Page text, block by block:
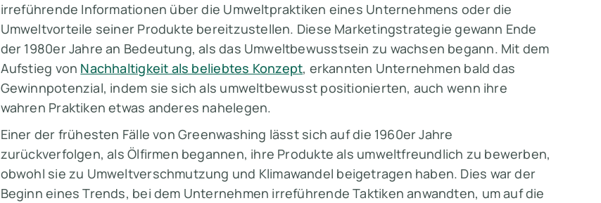
irreführende Informationen über die Umweltpraktiken eines Unternehmens oder die
Umweltvorteile seiner Produkte bereitzustellen. Diese Marketingstrategie gewann Ende
der 1980er Jahre an Bedeutung, als das Umweltbewusstsein zu wachsen begann. Mit dem
Aufstieg von Nachhaltigkeit als beliebtes Konzept, erkannten Unternehmen bald das
Gewinnpotenzial, indem sie sich als umweltbewusst positionierten, auch wenn ihre
wahren Praktiken etwas anderes nahelegen.
Einer der frühesten Fälle von Greenwashing lässt sich auf die 1960er Jahre
zurückverfolgen, als Ölfirmen begannen, ihre Produkte als umweltfreundlich zu bewerben,
obwohl sie zu Umweltverschmutzung und Klimawandel beigetragen haben. Dies war der
Beginn eines Trends, bei dem Unternehmen irreführende Taktiken anwandten, um auf die